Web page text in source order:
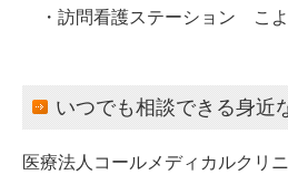
・訪問看護ステーション こよ
いつでも相談できる身近
医療法人コールメディカルクリ